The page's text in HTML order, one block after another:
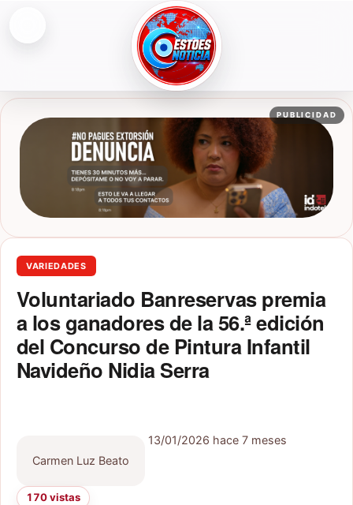
ESTOESNOTICIA|NOTICIAS
PUBLICIDAD
VARIEDADES
Voluntariado Banreservas premia
a los ganadores de la 56.ª edición
del Concurso de Pintura Infantil
Navideño Nidia Serra
Carmen Luz Beato
13/01/2026 hace 7 meses
170 vistas